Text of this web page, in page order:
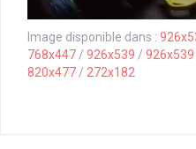
Image disponible dans :
768x447 / 926x539 / 926x539
820x477 / 272x182